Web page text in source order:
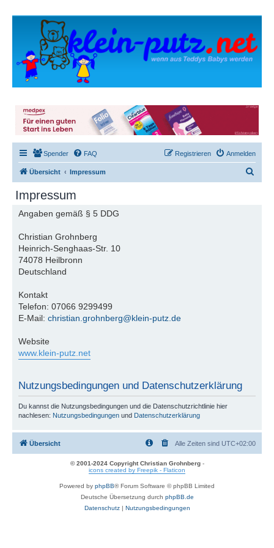
Spender FAQ Anmelden
Registrieren
Übersicht Impressum
Impressum
Angaben gemäß § 5 DDG
Christian Grohnberg
Heinrich-Senghaas-Str. 10
74078 Heilbronn
Deutschland
Kontakt
Telefon: 07066 9299499
E-Mail: christian.grohnberg@klein-putz.de
Website
www.klein-putz.net
Nutzungsbedingungen und Datenschutzerklärung
Du kannst die Nutzungsbedingungen und die Datenschutzrichtlinie hier
nachlesen: Nutzungsbedingungen und Datenschutzerklärung
Übersicht Alle Zeiten sind UTC+02:00
© 2001-2024 Copyright Christian Grohnberg-
icons created by Freepik - Flaticon
Powered by phpBB® Forum Software © phpBB Limited
Deutsche Übersetzung durch phpBB.de
Datenschutz| Nutzungsbedingungen